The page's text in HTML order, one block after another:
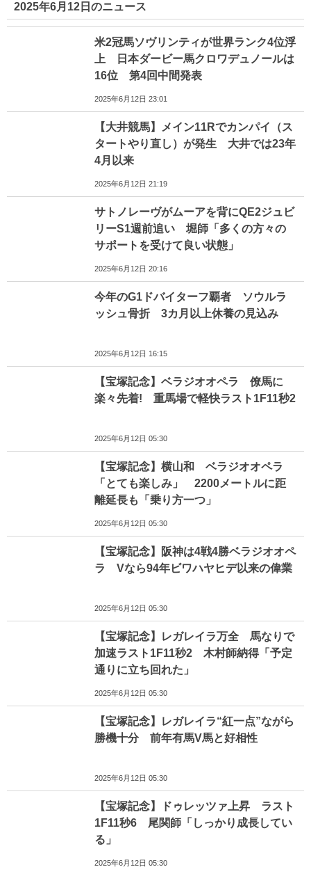
2025年6月12日のニュース
米2冠馬ソヴリンティが世界ランク4位浮
上 日本ダービー馬クロワデュノールは
16位 第4回中間発表
2025年6月12日 23:01
【大井競馬】メイン11Rでカンパイ（ス
タートやり直し）が発生 大井では23年
4月以来
2025年6月12日 21:19
サトノレーヴがムーアを背にQE2ジュビ
リーS1週前追い 堀師「多くの方々の
サポートを受けて良い状態」
2025年6月12日 20:16
今年のG1ドバイターフ覇者 ソウルラ
ッシュ骨折 3カ月以上休養の見込み
2025年6月12日 16:15
【宝塚記念】ベラジオオペラ 僚馬に
楽々先着! 重馬場で軽快ラスト1F11秒2
2025年6月12日 05:30
【宝塚記念】横山和 ベラジオオペラ
「とても楽しみ」 2200メートルに距
離延長も「乗り方一つ」
2025年6月12日 05:30
【宝塚記念】阪神は4戦4勝ベラジオオペ
ラ Vなら94年ビワハヤヒデ以来の偉業
2025年6月12日 05:30
【宝塚記念】レガレイラ万全 馬なりで
加速ラスト1F11秒2 木村師納得「予定
通りに立ち回れた」
2025年6月12日 05:30
【宝塚記念】レガレイラ“紅一点”ながら
勝機十分 前年有馬V馬と好相性
2025年6月12日 05:30
【宝塚記念】ドゥレッツァ上昇 ラスト
1F11秒6 尾関師「しっかり成長してい
る」
2025年6月12日 05:30